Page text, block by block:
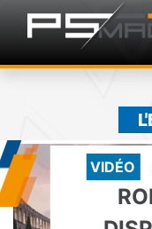
VIDÉO